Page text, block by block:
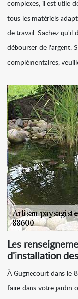
complexes, il est utile
tous les matériels
de travail. Sachez qu'il
débourser de l'argent.
complémentaires,
Les
d'installation
À Gugnecourt dans le
faire dans votre jardin